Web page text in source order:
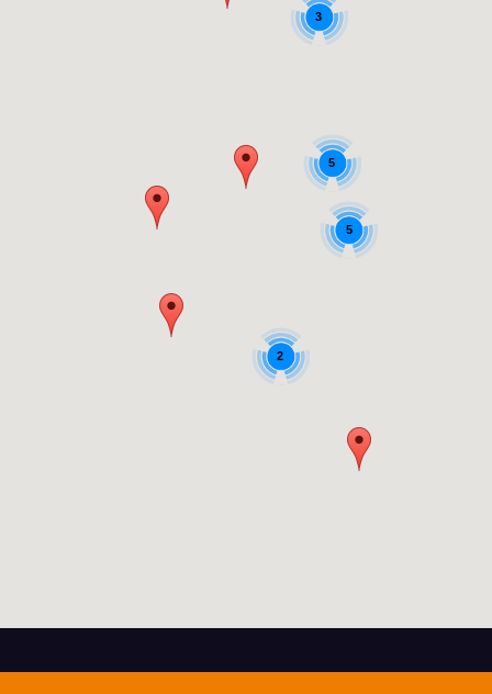
3
5
2
5